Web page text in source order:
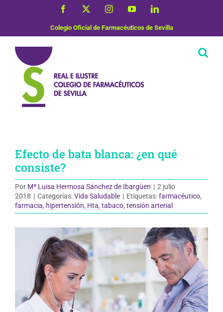
Facebook InstagramYouTubeLinkedIn
Colegio Oficial de Farmacéuticos de Sevilla
Efecto de bata blanca: ¿en qué
consiste?
Por Mª Luisa Hermosa Sánchez de Ibargüen | 2 julio
2018 | Categorías:Vida Saludable | Etiquetas:farmacéutico,
farmacia, hipertensión, Hta, tabaco, tensión arterial
grande